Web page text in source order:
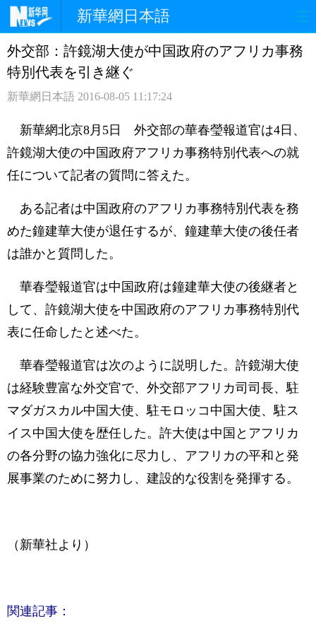
新華網日本語
ホームページ 政治 経済
観光 評論 写真
中日対訳
外交部：許鏡湖大使が中国政府のアフリカ事務
特別代表を引き継ぐ
新華網日本語 2016-08-05 11:17:24
新華網北京8月5日 外交部の華春瑩報道官は4日、
許鏡湖大使の中国政府アフリカ事務特別代表への就
任について記者の質問に答えた。
ある記者は中国政府のアフリカ事務特別代表を務
めた鐘建華大使が退任するが、鐘建華大使の後任者
は誰かと質問した。
華春瑩報道官は中国政府は鐘建華大使の後継者と
して、許鏡湖大使を中国政府のアフリカ事務特別代
表に任命したと述べた。
華春瑩報道官は次のように説明した。許鏡湖大使
は経験豊富な外交官で、外交部アフリカ司司長、駐
マダガスカル中国大使、駐モロッコ中国大使、駐ス
イス中国大使を歴任した。許大使は中国とアフリカ
の各分野の協力強化に尽力し、アフリカの平和と発
展事業のために努力し、建設的な役割を発揮する。
（新華社より）
関連記事：